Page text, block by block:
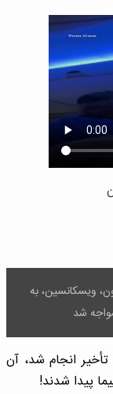
ویسکانسین، به
شد
تأخیر انجام شد، آن‌
پیدا شدند!